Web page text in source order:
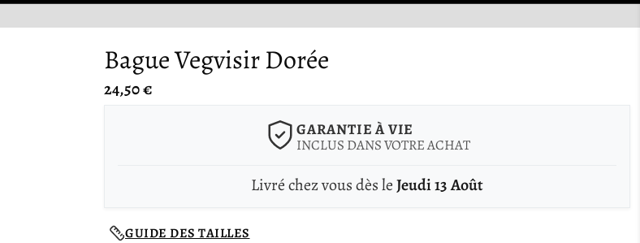
Bague Vegvisir Dorée
24,50 €
GARANTIE À VIE
INCLUS DANS VOTRE ACHAT
Livré chez vous dès leJeudi 13 Août
GUIDE DES TAILLES